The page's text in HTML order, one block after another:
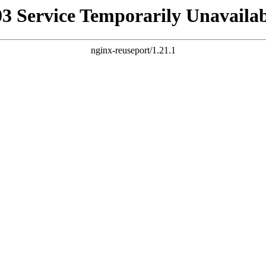
Service Temporarily
nginx-reuseport/1.21.1